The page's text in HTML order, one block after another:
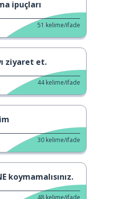
ipuçları
51 kelime/ifade
ziyaret et.
44 kelime/ifade
30 kelime/ifade
koymamalısınız.
48 kelime/ifade